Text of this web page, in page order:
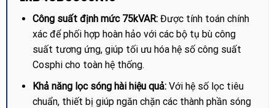
Công suất định mức 75kVAR:Được tính toán chính
xác để phối hợp hoàn hảo với các bộ tụ bù công
suất tương ứng, giúp tối ưu hóa hệ số công suất
Cosphi cho toàn hệ thống.
Khả năng lọc sóng hài hiệu quả:Với hệ số lọc tiêu
chuẩn, thiết bị giúp ngăn chặn các thành phần sóng